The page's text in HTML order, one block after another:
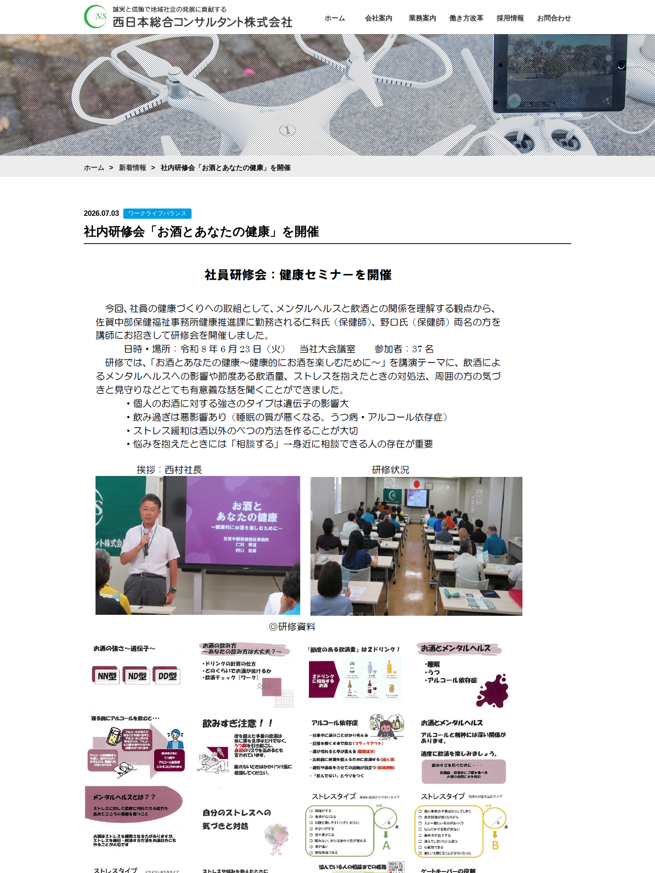
ホーム 会社案内
ご挨拶
会社概要
組織図・技術有資格者
アクセス
業務案内
業務案内
設計
測量
地盤調査
補償
GIS・DX
構造物点検
地域公共交通
実績のご案内
働き方改革
ワークライフバランス
地域貢献
採用情報 お問合わせ
ホーム 新着情報 社内研修会「お酒とあなたの健康」を開催
2026.07.03 ワークライフバランス
社内研修会「お酒とあなたの健康」を開催